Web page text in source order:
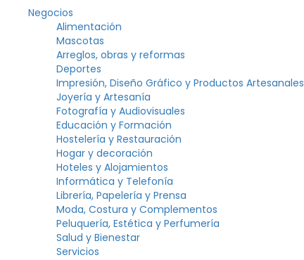
Negocios
Alimentación
Mascotas
Arreglos, obras y reformas
Deportes
Impresión, Diseño Gráfico y Productos Artesanales
Joyería y Artesanía
Fotografía y Audiovisuales
Educación y Formación
Hostelería y Restauración
Hogar y decoración
Hoteles y Alojamientos
Informática y Telefonía
Librería, Papelería y Prensa
Moda, Costura y Complementos
Peluquería, Estética y Perfumería
Salud y Bienestar
Servicios